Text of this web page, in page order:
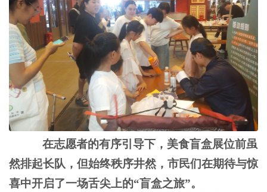
在志愿者的有序引导下，美食盲盒展位前虽
然排起长队，但始终秩序井然，市民们在期待与惊
喜中开启了一场舌尖上的“盲盒之旅”。